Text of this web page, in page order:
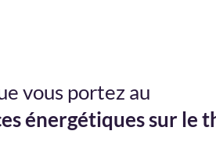
vous portez au
énergétiques sur le